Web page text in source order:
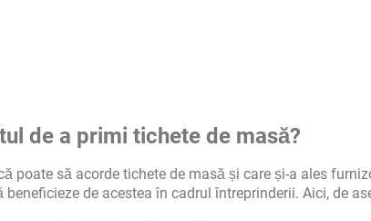
de a primi tichete de masă?
poate să acorde tichete de masă și care și-a ales
de acestea în cadrul întreprinderii. Aici, de